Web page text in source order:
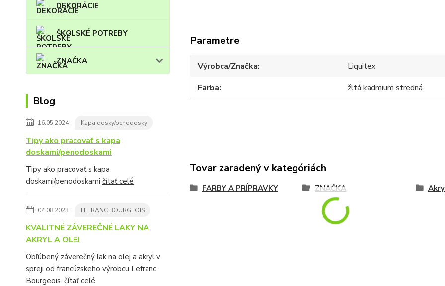
DEKORÁCIE
ŠKOLSKÉ POTREBY
ZNAČKA
Blog
16.05.2024 Kapa dosky/penodosky
Tipy ako pracovať s kapa
doskami/penodoskami
Tipy ako pracovať s kapa
doskami/penodoskami čítať celé
04.08.2023 LEFRANC BOURGEOIS
KVALITNÉ ZÁVEREČNÉ LAKY NA
AKRYL A OLEJ
Obľúbený záverečný lak na olej a akryl v
spreji od francúzskeho výrobcu Lefranc
Bourgeois. čítať celé
Parametre
Výrobca/Značka
Liquitex
Farba
žltá kadmium stredná
Tovar zaradený v kategóriách
FARBY A PRÍPRAVKY ZNAČKA